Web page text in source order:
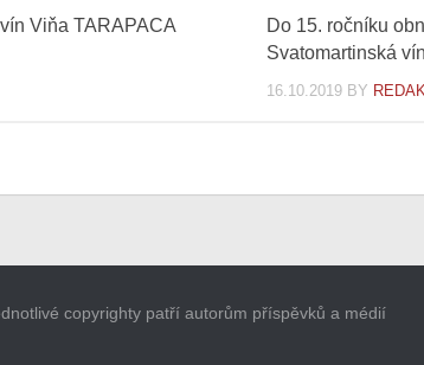
Viňa TARAPACA
Do 15. ročníku
Svatomartinská
16.10.2019BY
copyrighty patří autorům příspěvků a médií